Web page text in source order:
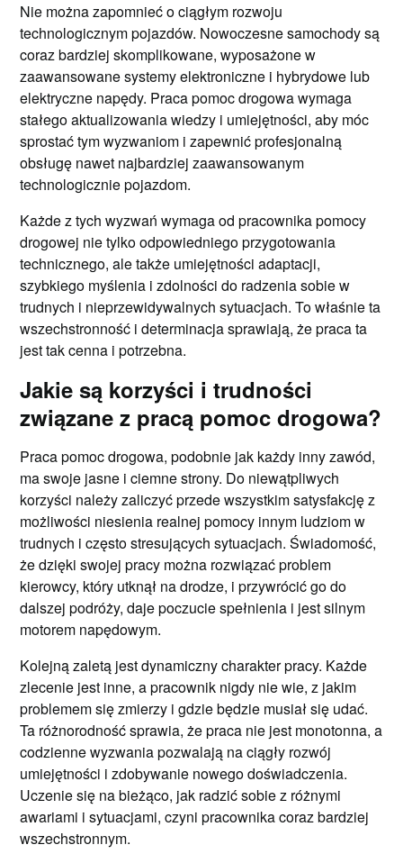
Nie można zapomnieć o ciągłym rozwoju
technologicznym pojazdów. Nowoczesne samochody są
coraz bardziej skomplikowane, wyposażone w
zaawansowane systemy elektroniczne i hybrydowe lub
elektryczne napędy. Praca pomoc drogowa wymaga
stałego aktualizowania wiedzy i umiejętności, aby móc
sprostać tym wyzwaniom i zapewnić profesjonalną
obsługę nawet najbardziej zaawansowanym
technologicznie pojazdom.
Każde z tych wyzwań wymaga od pracownika pomocy
drogowej nie tylko odpowiedniego przygotowania
technicznego, ale także umiejętności adaptacji,
szybkiego myślenia i zdolności do radzenia sobie w
trudnych i nieprzewidywalnych sytuacjach. To właśnie ta
wszechstronność i determinacja sprawiają, że praca ta
jest tak cenna i potrzebna.
Jakie są korzyści i trudności
związane z pracą pomoc drogowa?
Praca pomoc drogowa, podobnie jak każdy inny zawód,
ma swoje jasne i ciemne strony. Do niewątpliwych
korzyści należy zaliczyć przede wszystkim satysfakcję z
możliwości niesienia realnej pomocy innym ludziom w
trudnych i często stresujących sytuacjach. Świadomość,
że dzięki swojej pracy można rozwiązać problem
kierowcy, który utknął na drodze, i przywrócić go do
dalszej podróży, daje poczucie spełnienia i jest silnym
motorem napędowym.
Kolejną zaletą jest dynamiczny charakter pracy. Każde
zlecenie jest inne, a pracownik nigdy nie wie, z jakim
problemem się zmierzy i gdzie będzie musiał się udać.
Ta różnorodność sprawia, że praca nie jest monotonna, a
codzienne wyzwania pozwalają na ciągły rozwój
umiejętności i zdobywanie nowego doświadczenia.
Uczenie się na bieżąco, jak radzić sobie z różnymi
awariami i sytuacjami, czyni pracownika coraz bardziej
wszechstronnym.